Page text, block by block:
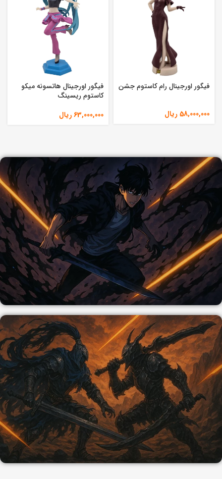
فیگور اورجینال رام کاستوم جشن
58,000,000 ریال
فیگور اورجینال هاتسونه میکو
کاستوم ریسینگ
63,000,000ریال